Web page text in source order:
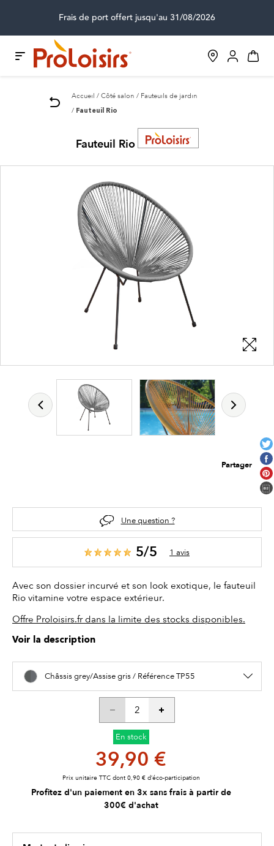
Frais de port offert jusqu'au 31/08/2026
Accueil Côté salon Fauteuils de jardin
Fauteuil Rio
Fauteuil Rio
Partager
Une question ?
5/5 1 avis
Avec son dossier incurvé et son look exotique, le fauteuil
Rio vitamine votre espace extérieur.
Offre Proloisirs.fr dans la limite des stocks disponibles.
Voir la description
Châssis grey/Assise gris / Référence TP55
En stock
39,90 €
Prix unitaire TTC dont 0,90 € d’éco-participation
Profitez d'un paiement en 3x sans frais à partir de
300€ d'achat